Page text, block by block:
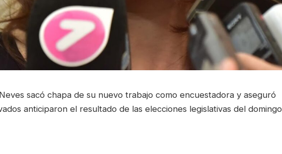
sacó chapa de su nuevo trabajo como encuestadora y aseguró
anticiparon el resultado de las elecciones legislativas del domingo